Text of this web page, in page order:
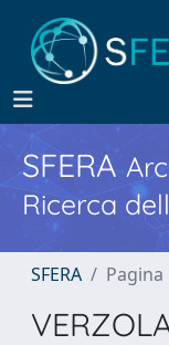
SFERA
Ricerca
SFERA